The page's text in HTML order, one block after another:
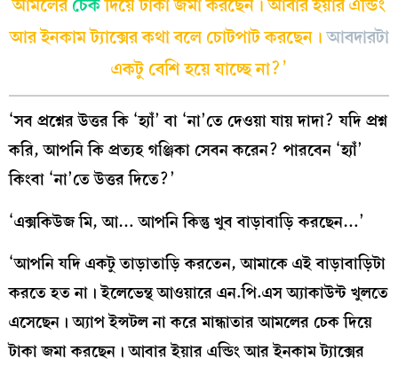
আর ইনকাম ট্যাক্সের কথা বলে চোটপাট করছেন।আবদারটা
একটু বেশি হয়ে যাচ্ছে না?’
‘সব প্রশ্নের উত্তর কি ‘হ্যাঁ’ বা ‘না’তে দেওয়া যায় দাদা? যদি প্রশ্ন
করি, আপনি কি প্রত্যহ গঞ্জিকা সেবন করেন? পারবেন ‘হ্যাঁ’
কিংবা ‘না’তে উত্তর দিতে?’
‘এক্সকিউজ মি, আ… আপনি কিন্তু খুব বাড়াবাড়ি করছেন…’
‘আপনি যদি একটু তাড়াতাড়ি করতেন, আমাকে এই বাড়াবাড়িটা
করতে হত না। ইলেভেন্থ আওয়ারে এন.পি.এস অ্যাকাউন্ট খুলতে
এসেছেন। অ্যাপ ইন্সটল না করে মান্ধাতার আমলের চেক দিয়ে
টাকা জমা করছেন। আবার ইয়ার এন্ডিং আর ইনকাম ট্যাক্সের